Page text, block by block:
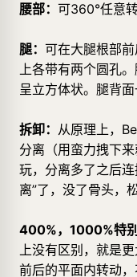
腰部： 可360°任意
腿： 可在大腿根部
上各带有两个圆孔
呈立方体状。腿背面
拆卸： 从原理上，
分离（用蛮力拽下
玩，分离多了之后
离”了，没了骨头，
400%，1000%特别
上没有区别，就是
前后的平面内转动